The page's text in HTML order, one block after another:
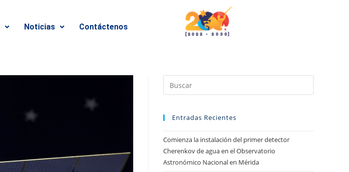
Noticias Contáctenos
Entradas Recientes
Comienza la instalación del primer detector
Cherenkov de agua en el Observatorio
Astronómico Nacional en Mérida